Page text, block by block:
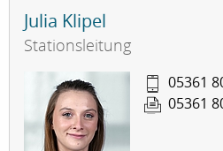
Julia Klipel
Stationsleitung
05361
05361